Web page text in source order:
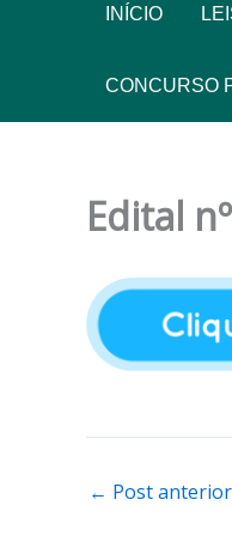
INÍCIO
CONCURSO
Edital
← Post anterior